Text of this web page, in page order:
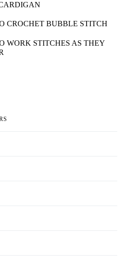
CROCHET BUBBLE STITCH
WORK STITCHES AS THEY